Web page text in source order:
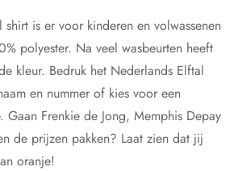
is er voor kinderen en volwassenen
polyester. Na veel wasbeurten heeft
kleur. Bedruk het Nederlands Elftal
en nummer of kies voor een
Gaan Frenkie de Jong, Memphis Depay
de prijzen pakken? Laat zien dat jij
oranje!